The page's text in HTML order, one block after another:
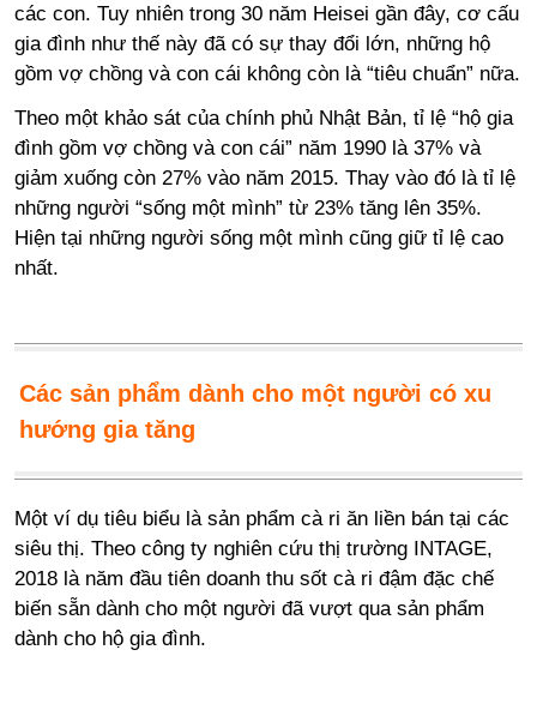
các con. Tuy nhiên trong 30 năm Heisei gần đây, cơ cấu
gia đình như thế này đã có sự thay đổi lớn, những hộ
gồm vợ chồng và con cái không còn là “tiêu chuẩn” nữa.
Theo một khảo sát của chính phủ Nhật Bản, tỉ lệ “hộ gia
đình gồm vợ chồng và con cái” năm 1990 là 37% và
giảm xuống còn 27% vào năm 2015. Thay vào đó là tỉ lệ
những người “sống một mình” từ 23% tăng lên 35%.
Hiện tại những người sống một mình cũng giữ tỉ lệ cao
nhất.
Các sản phẩm dành cho một người có xu
hướng gia tăng
Một ví dụ tiêu biểu là sản phẩm cà ri ăn liền bán tại các
siêu thị. Theo công ty nghiên cứu thị trường INTAGE,
2018 là năm đầu tiên doanh thu sốt cà ri đậm đặc chế
biến sẵn dành cho một người đã vượt qua sản phẩm
dành cho hộ gia đình.